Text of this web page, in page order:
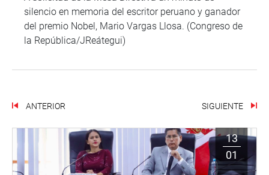
silencio en memoria del escritor peruano y ganador
del premio Nobel, Mario Vargas Llosa. (Congreso de
la República/JReátegui)
ANTERIOR SIGUIENTE
13
01